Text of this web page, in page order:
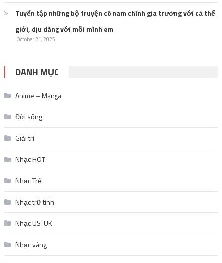
Tuyển tập những bộ truyện có nam chính gia trưởng với cả thế
giới, dịu dàng với mỗi mình em
October 21, 2025
DANH MỤC
Anime – Manga
Đời sống
Giải trí
Nhạc HOT
Nhạc Trẻ
Nhạc trữ tình
Nhạc US-UK
Nhạc vàng